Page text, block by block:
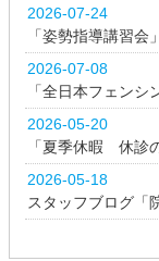
2026-07-24
「姿勢指導講習会
2026-07-08
「全日本フェンシ
2026-05-20
「夏季休暇 休診
2026-05-18
スタッフブログ「